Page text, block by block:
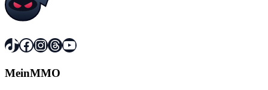
TikTok
Facebook
Instagram
Threads
YouTube
MeinMMO